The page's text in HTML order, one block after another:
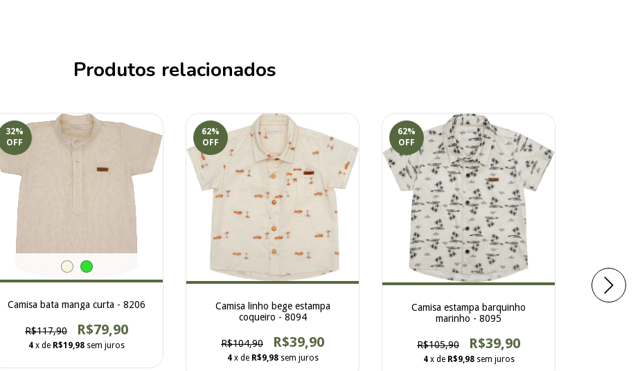
Produtos relacionados
32%
OFF
Camisa bata manga curta - 8206
R$117,90 R$79,90
4 x de R$19,98 sem juros
62%
OFF
Camisa linho bege estampa
coqueiro - 8094
R$104,90 R$39,90
4 x de R$9,98 sem juros
62%
OFF
Camisa estampa barquinho
marinho - 8095
R$105,90 R$39,90
4 x de R$9,98 sem juros